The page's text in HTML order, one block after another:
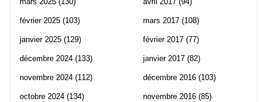
février 2025 (103)
janvier 2025 (129)
décembre 2024 (133)
novembre 2024 (112)
octobre 2024 (134)
mars 2017 (108)
février 2017 (77)
janvier 2017 (82)
décembre 2016 (103)
novembre 2016 (85)